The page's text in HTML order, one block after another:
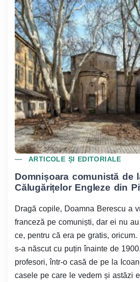
ARTICOLE ȘI EDITORIALE
Domnișoara comunistă de
Călugărițelor Engleze din
Dragă copile, Doamna Berescu a
franceză pe comuniști, dar ei nu
ce, pentru că era pe gratis, oricum.
s-a născut cu puțin înainte de
profesori, într-o casă de pe la
casele pe care le vedem și astăzi